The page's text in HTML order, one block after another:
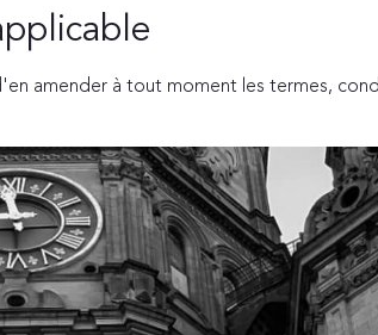
amender à tout moment les termes,